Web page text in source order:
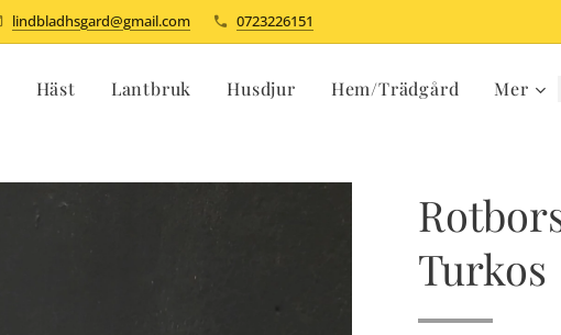
lindbladhsgard@gmail.com 0723226151
Häst Lantbruk Husdjur Hem/Trädgård Mer
Turkos